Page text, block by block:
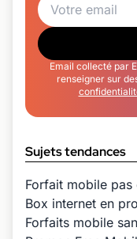
Email collecté par
renseigner sur
Sujets tendances
Forfait mobile pas
Box internet en
Forfaits mobile